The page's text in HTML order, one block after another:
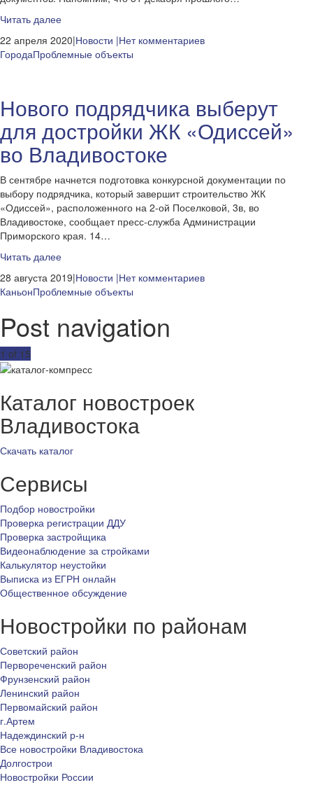
Читать далее
22 апреля 2020|Новости |Нет комментариев
ГородаПроблемные объекты
Нового подрядчика выберут
для достройки ЖК «Одиссей»
во Владивостоке
В сентябре начнется подготовка конкурсной документации по
выбору подрядчика, который завершит строительство ЖК
«Одиссей», расположенного на 2-ой Поселковой, 3в, во
Владивостоке, сообщает пресс-служба Администрации
Приморского края. 14…
Читать далее
28 августа 2019|Новости |Нет комментариев
КаньонПроблемные объекты
Post navigation
1 of 15
Каталог новостроек
Владивостока
Скачать каталог
Сервисы
Подбор новостройки
Проверка регистрации ДДУ
Проверка застройщика
Видеонаблюдение за стройками
Калькулятор неустойки
Выписка из ЕГРН онлайн
Общественное обсуждение
Новостройки по районам
Советский район
Первореченский район
Фрунзенский район
Ленинский район
Первомайский район
г.Артем
Надеждинский р-н
Все новостройки Владивостока
Долгострои
Новостройки России